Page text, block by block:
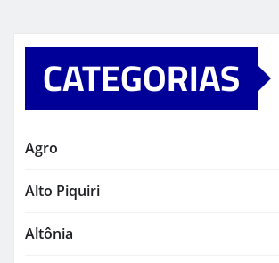
CATEGORIAS
Agro
Alto Piquiri
Altônia